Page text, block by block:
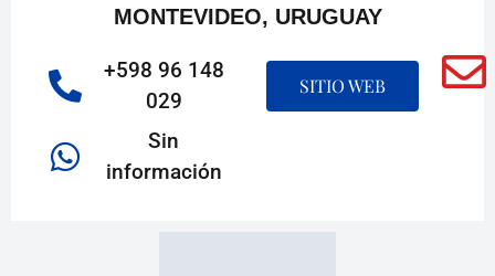
MONTEVIDEO, URUGUAY
+598 96 148
029
Sin
información
SITIO WEB